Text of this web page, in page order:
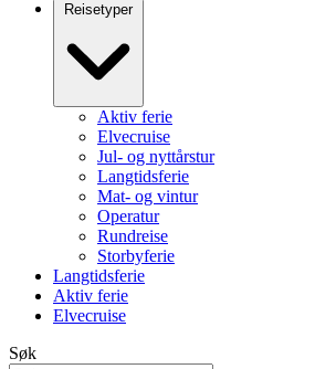
Reisetyper
Aktiv ferie
Elvecruise
Jul- og nyttårstur
Langtidsferie
Mat- og vintur
Operatur
Rundreise
Storbyferie
Langtidsferie
Aktiv ferie
Elvecruise
Søk